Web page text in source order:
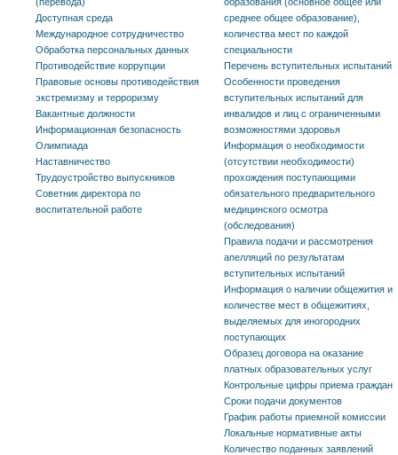
Доступная среда
Международное сотрудничество
Обработка персональных данных
Противодействие коррупции
Правовые основы противодействия
экстремизму и терроризму
Вакантные должности
Информационная безопасность
Олимпиада
Наставничество
Трудоустройство выпускников
Советник директора по
воспитательной работе
среднее общее образование),
количества мест по каждой
специальности
Перечень вступительных испытаний
Особенности проведения
вступительных испытаний для
инвалидов и лиц с ограниченными
возможностями здоровья
Информация о необходимости
(отсутствии необходимости)
прохождения поступающими
обязательного предварительного
медицинского осмотра
(обследования)
Правила подачи и рассмотрения
апелляций по результатам
вступительных испытаний
Информация о наличии общежития и
количестве мест в общежитиях,
выделяемых для иногородних
поступающих
Образец договора на оказание
платных образовательных услуг
Контрольные цифры приема граждан
Сроки подачи документов
График работы приемной комиссии
Локальные нормативные акты
Количество поданных заявлений